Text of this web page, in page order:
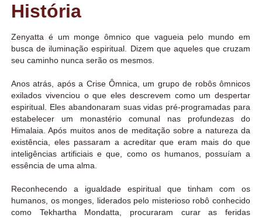
História
Zenyatta é um monge ômnico que vagueia pelo mundo em
busca de iluminação espiritual. Dizem que aqueles que cruzam
seu caminho nunca serão os mesmos.
Anos atrás, após a Crise Ômnica, um grupo de robôs ômnicos
exilados vivenciou o que eles descrevem como um despertar
espiritual. Eles abandonaram suas vidas pré-programadas para
estabelecer um monastério comunal nas profundezas do
Himalaia. Após muitos anos de meditação sobre a natureza da
existência, eles passaram a acreditar que eram mais do que
inteligências artificiais e que, como os humanos, possuíam a
essência de uma alma.
Reconhecendo a igualdade espiritual que tinham com os
humanos, os monges, liderados pelo misterioso robô conhecido
como Tekhartha Mondatta, procuraram curar as feridas